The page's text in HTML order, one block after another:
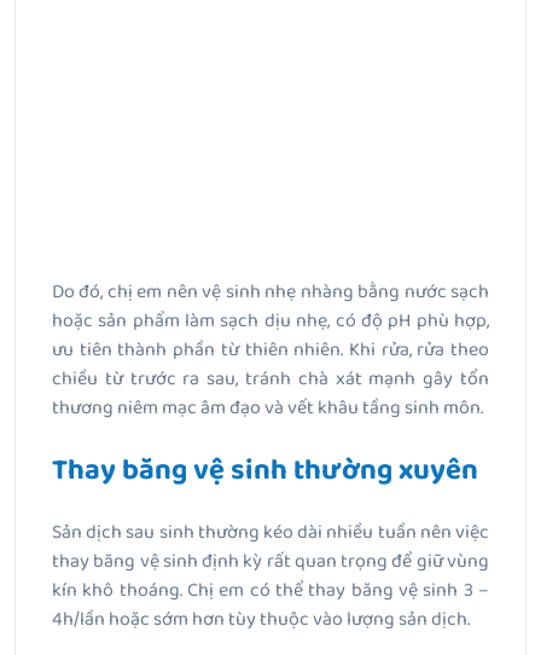
Do đó, chị em nên vệ sinh nhẹ nhàng bằng nước sạch
hoặc sản phẩm làm sạch dịu nhẹ, có độ pH phù hợp,
ưu tiên thành phần từ thiên nhiên. Khi rửa, rửa theo
chiều từ trước ra sau, tránh chà xát mạnh gây tổn
thương niêm mạc âm đạo và vết khâu tầng sinh môn.
Thay băng vệ sinh thường xuyên
Sản dịch sau sinh thường kéo dài nhiều tuần nên việc
thay băng vệ sinh định kỳ rất quan trọng để giữ vùng
kín khô thoáng. Chị em có thể thay băng vệ sinh 3 –
4h/lần hoặc sớm hơn tùy thuộc vào lượng sản dịch.